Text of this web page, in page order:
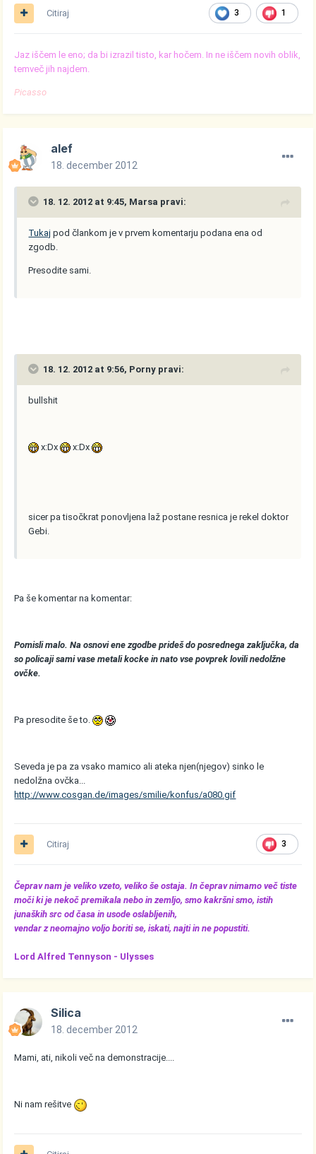
3 1
Citiraj
Jaz iščem le eno; da bi izrazil tisto, kar hočem. In ne iščem novih oblik,
temveč jih najdem.
Picasso
alef
18. december 2012
18. 12. 2012 at 9:45, Marsa pravi:
Tukaj pod člankom je v prvem komentarju podana ena od
zgodb.
Presodite sami.
18. 12. 2012 at 9:56, Porny pravi:
bullshit
x:Dx x:Dx
sicer pa tisočkrat ponovljena laž postane resnica je rekel doktor
Gebi.
Pa še komentar na komentar:
Pomisli malo. Na osnovi ene zgodbe prideš do posrednega zaključka, da
so policaji sami vase metali kocke in nato vse povprek lovili nedolžne
ovčke.
Pa presodite še to.
Seveda je pa za vsako mamico ali ateka njen(njegov) sinko le
nedolžna ovčka...
http://www.cosgan.de/images/smilie/konfus/a080.gif
3
Citiraj
Čeprav nam je veliko vzeto, veliko še ostaja. In čeprav nimamo več tiste
moči ki je nekoč premikala nebo in zemljo, smo kakršni smo, istih
junaških src od časa in usode oslabljenih,
vendar z neomajno voljo boriti se, iskati, najti in ne popustiti.
Lord Alfred Tennyson - Ulysses
Silica
18. december 2012
Mami, ati, nikoli več na demonstracije....
Ni nam rešitve